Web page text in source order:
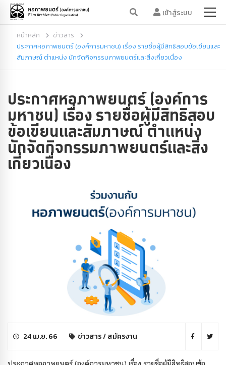
เข้าสู่ระบบ
หน้าหลัก
ข่าวสาร
ประกาศหอภาพยนตร์ (องค์การมหาชน) เรื่อง รายชื่อผู้มีสิทธิสอบข้อเขียนและ
สัมภาษณ์ ตำแหน่ง นักจัดกิจกรรมภาพยนตร์และสิ่งเกี่ยวเนื่อง
ประกาศหอภาพยนตร์ (องค์การ
มหาชน) เรื่อง รายชื่อผู้มีสิทธิสอบ
ข้อเขียนและสัมภาษณ์ ตำแหน่ง
นักจัดกิจกรรมภาพยนตร์และสิ่ง
เกี่ยวเนื่อง
24 เม.ย. 66 ข่าวสาร/สมัครงาน